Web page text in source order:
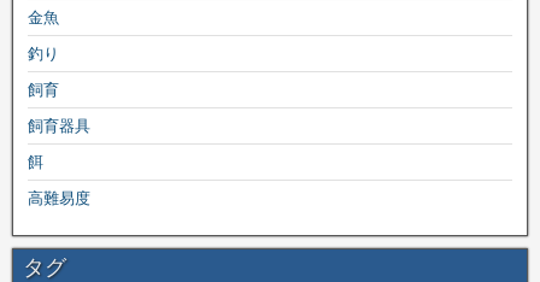
金魚
釣り
飼育
飼育器具
餌
高難易度
タグ